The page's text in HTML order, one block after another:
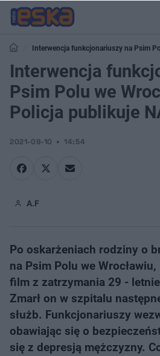
Interwencja funkcjonariuszy na Psim
publikuje NAGRANIE!
Interwencja
Psim Polu we
Policja publikuje
2021-09-10 14:54
A.F
Po oskarżeniach rodziny o
na Psim Polu we
film z zatrzymania 29 -
Zmarł on w szpitalu
służb. Funkcjonariuszy
obawiając się o
się z depresją mężczyzny.